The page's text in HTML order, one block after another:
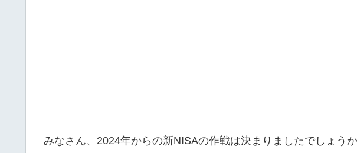
みなさん、2024年からの新NISAの作戦は決まりましたでしょう